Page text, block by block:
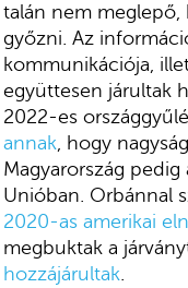
talán nem meglepő,
győzni. Az
kommunikációja,
együttesen járultak
2022-es
annak, hogy
Magyarország
Unióban. Orbánnal
2020-as amerikai
megbuktak a
hozzájárultak.